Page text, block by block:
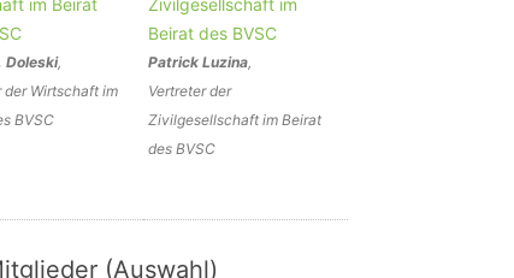
Doleski,
der Wirtschaft im
BVSC
Patrick Luzina,
Vertreter der
Zivilgesellschaft im Beirat
des BVSC
(Auswahl)